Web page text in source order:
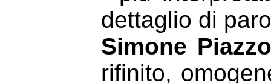
dettaglio di
Simone
rifinito,